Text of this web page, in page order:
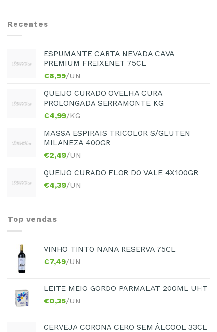
Recentes
ESPUMANTE CARTA NEVADA CAVA
PREMIUM FREIXENET 75CL
€8,99/UN
QUEIJO CURADO OVELHA CURA
PROLONGADA SERRAMONTE KG
€4,99/KG
MASSA ESPIRAIS TRICOLOR S/GLUTEN
MILANEZA 400GR
€2,49/UN
QUEIJO CURADO FLOR DO VALE 4X100GR
€4,39/UN
Top vendas
VINHO TINTO NANA RESERVA 75CL
€7,49/UN
LEITE MEIO GORDO PARMALAT 200ML UHT
€0,35/UN
CERVEJA CORONA CERO SEM ÁLCOOL 33CL